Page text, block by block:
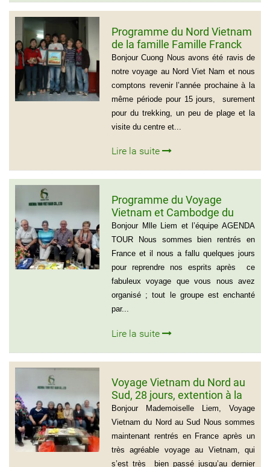
Programme du Nord Vietnam
de la famille Famille Franck
Alvarez ( Voyage Vietnam
Nord 10 jours)
Bonjour Cuong Nous avons été ravis de
notre voyage au Nord Viet Nam et nous
comptons revenir l’année prochaine à la
même période pour 15 jours, surement
pour du trekking, un peu de plage et la
visite du centre et...
Lire la suite
Programme du Voyage
Vietnam et Cambodge du
group de Mr LACROIX (6
personnes)
Bonjour Mlle Liem et l’équipe AGENDA
TOUR Nous sommes bien rentrés en
France et il nous a fallu quelques jours
pour reprendre nos esprits après ce
fabuleux voyage que vous nous avez
organisé ; tout le groupe est enchanté
par...
Lire la suite
Voyage Vietnam du Nord au
Sud, 28 jours, extention à la
plage de Muine du groupe de
Mr Thierry Voinier
Bonjour Mademoiselle Liem, Voyage
Vietnam du Nord au Sud Nous sommes
maintenant rentrés en France après un
très agréable voyage au Vietnam, qui
s’est très bien passé jusqu’au dernier